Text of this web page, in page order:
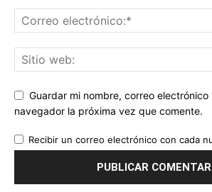
Guardar mi nombre, correo
navegador la próxima vez que comente.
Recibir un correo electrónico con cada